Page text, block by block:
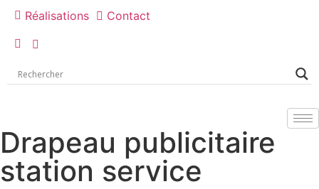
Réalisations Contact
Drapeau publicitaire
station service